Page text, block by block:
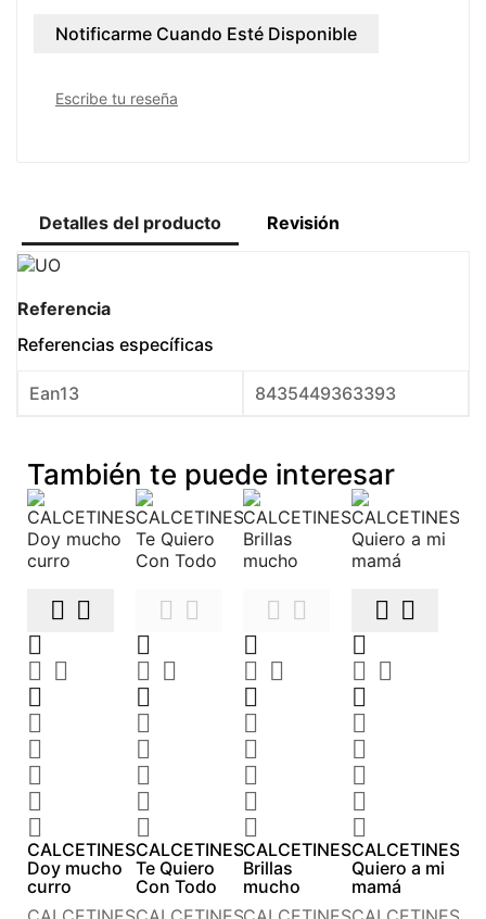
Notificarme Cuando Esté Disponible
Escribe tu reseña
Detalles del producto Revisión
Referencia
Referencias específicas
Ean13 8435449363393
También te puede interesar
 

 






CALCETINES
Doy mucho
curro
 

 






CALCETINES
Te Quiero
Con Todo
 

 






CALCETINES
Brillas
mucho
 

 






CALCETINES
Quiero a mi
mamá